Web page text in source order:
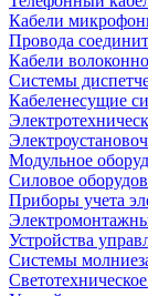
Кабели
Провода
Кабели
Системы
Кабеленесущие
Модульное
Силовое
Приборы учета
Устройства
Системы